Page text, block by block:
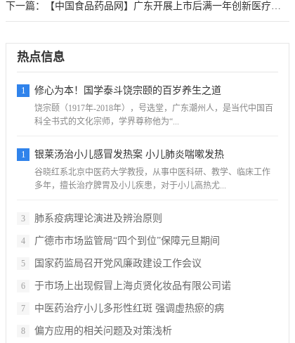
下一篇： 【中国食品药品网】广东开展上市后满一年创新医疗器械产品监管专
热点信息
1 修心为本！国学泰斗饶宗颐的百岁养生之道
饶宗颐（1917年-2018年），号选堂，广东潮州人，是当代中国百
科全书式的文化宗师，学界尊称他为“...
1 银莱汤治小儿感冒发热案 小儿肺炎喘嗽发热
谷晓红系北京中医药大学教授，从事中医科研、教学、临床工作
多年，擅长治疗脾胃及小儿疾患，对于小儿高热尤...
3 肺系疫病理论演进及辨治原则
4 广德市市场监管局“四个到位”保障元旦期间
5 国家药监局召开党风廉政建设工作会议
6 于市场上出现假冒上海贞贤化妆品有限公司诺
7 中医药治疗小儿多形性红斑 强调虚热瘀的病
8 偏方应用的相关问题及对策浅析